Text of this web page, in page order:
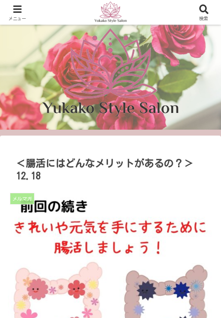
可能性を開き、 輝く生き方を提案！
＜腸活にはどんなメリットがあるの？＞
12.18
メルマガ
メニュー 検索